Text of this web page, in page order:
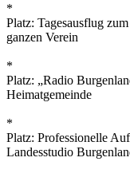
*
Platz: Tagesausflug
ganzen Verein
*
Platz: „Radio
Heimatgemeinde
*
Platz: Professionelle
Landesstudio